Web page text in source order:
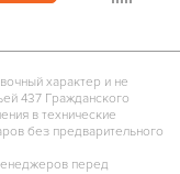
характер и не
437 Гражданского
в технические
без предварительного
перед